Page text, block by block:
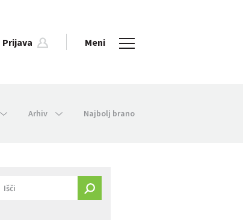
Prijava Meni
Arhiv Najbolj brano